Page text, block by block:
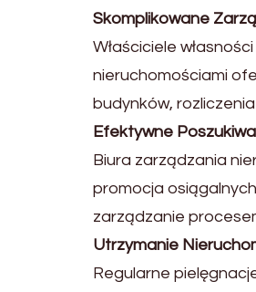
Skomplikowane
Właściciele
nieruchomościami
budynków,
Efektywne
Biura zarządzania
promocja
zarządzanie
Utrzymanie
Regularne